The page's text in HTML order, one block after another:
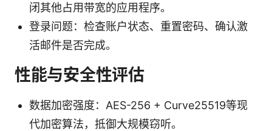
闭其他占用带宽的应用程序。
登录问题：检查账户状态、重置密码、确认激
活邮件是否完成。
性能与安全性评估
数据加密强度：AES-256 + Curve25519等现
代加密算法，抵御大规模窃听。